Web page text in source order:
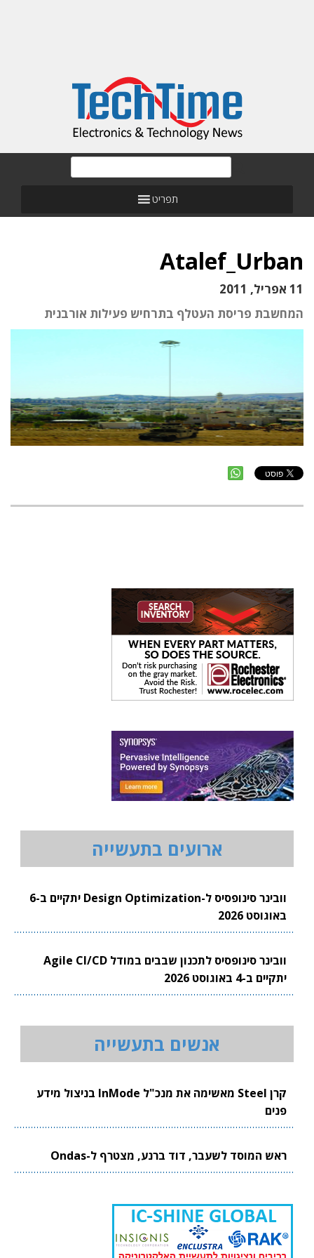
תפריט
Atalef_Urban
11 אפריל, 2011
המחשבת פריסת העטלף בתרחיש פעילות אורבנית
ארועים בתעשייה
וובינר סינופסיס ל-Design Optimization יתקיים ב-6
באוגוסט 2026
וובינר סינופסיס לתכנון שבבים במודל Agile CI/CD
יתקיים ב-4 באוגוסט 2026
אנשים בתעשייה
קרן Steel מאשימה את מנכ"ל InMode בניצול מידע
פנים
ראש המוסד לשעבר, דוד ברנע, מצטרף ל-Ondas